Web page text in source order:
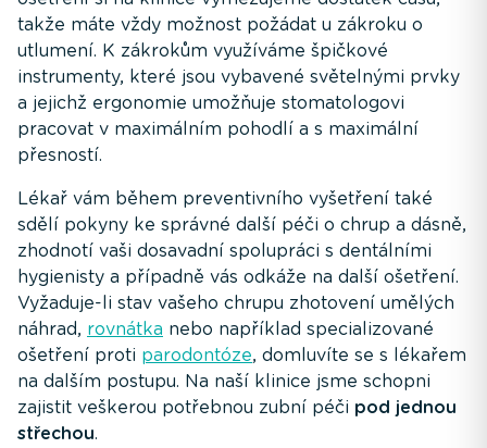
takže máte vždy možnost požádat u zákroku o
utlumení. K zákrokům využíváme špičkové
instrumenty, které jsou vybavené světelnými prvky
a jejichž ergonomie umožňuje stomatologovi
pracovat v maximálním pohodlí a s maximální
přesností.
Lékař vám během preventivního vyšetření také
sdělí pokyny ke správné další péči o chrup a dásně,
zhodnotí vaši dosavadní spolupráci s dentálními
hygienisty a případně vás odkáže na další ošetření.
Vyžaduje-li stav vašeho chrupu zhotovení umělých
náhrad, rovnátka nebo například specializované
ošetření proti parodontóze, domluvíte se s lékařem
na dalším postupu. Na naší klinice jsme schopni
zajistit veškerou potřebnou zubní péči pod jednou
střechou.